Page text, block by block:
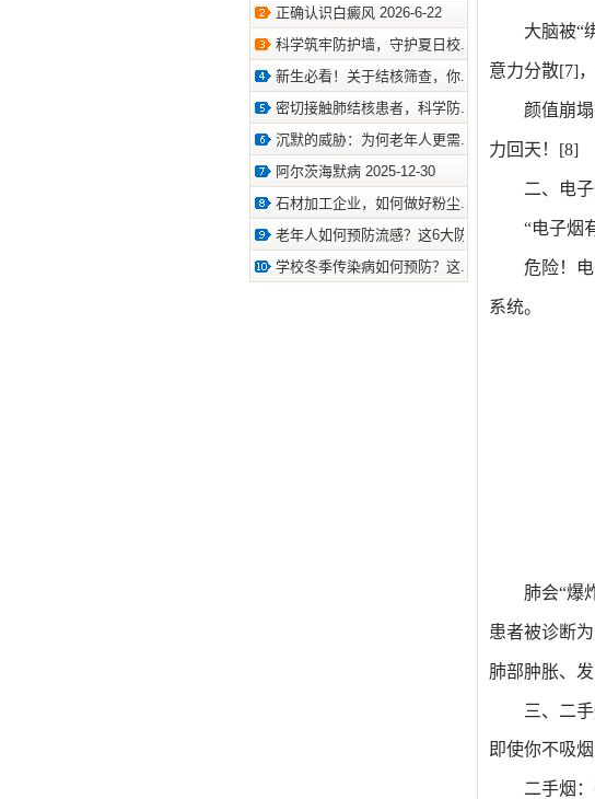
正确认识白癜风 2026-6-22
科学筑牢防护墙，守护夏日校.. 2026-6-22
新生必看！关于结核筛查，你.. 2026-6-11
密切接触肺结核患者，科学防.. 2026-4-9
沉默的威胁：为何老年人更需.. 2026-4-8
阿尔茨海默病 2025-12-30
石材加工企业，如何做好粉尘.. 2025-12-15
老年人如何预防流感？这6大防.. 2023-9-26
学校冬季传染病如何预防？这.. 2024-10-12
大脑被“
意力分散[7]
颜值崩塌
力回天 ！ [8]
二、 电
“电子烟
危险！
系统。
肺会“爆
患者被诊断
肺部肿胀、
三、二
即使你不吸
二手烟